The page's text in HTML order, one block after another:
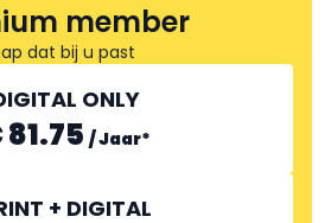
member
dat bij u past
ONLY
81.75 /Jaar*
+ DIGITAL